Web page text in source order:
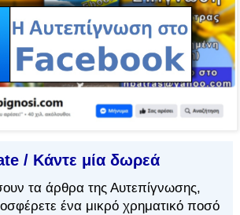
/ Κάντε μία δωρεά
τα άρθρα της Αυτεπίγνωσης,
ένα μικρό χρηματικό ποσό